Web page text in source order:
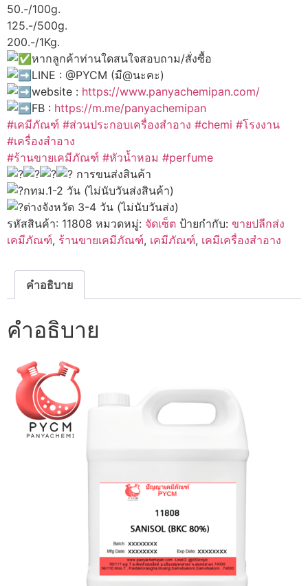
50.-/100g.
125.-/500g.
200.-/1Kg.
หากลูกค้าท่านใดสนใจสอบถาม/สั่งซื้อ
LINE : @PYCM (มี@นะคะ)
website : https://www.panyachemipan.com/
FB : https://m.me/panyachemipan
#เคมีภัณฑ์ #ส่วนประกอบเครื่องสำอาง #chemi #โรงงาน
#เครื่องสำอาง
#ร้านขายเคมีภัณฑ์ #หัวน้ำหอม #perfume
การขนส่งสินค้า
กทม.1-2 วัน (ไม่นับวันส่งสินค้า)
ต่างจังหวัด 3-4 วัน (ไม่นับวันส่ง)
รหัสสินค้า: 11808 หมวดหมู่: จัดเซ็ต ป้ายกำกับ: ขายปลีกส่ง
เคมีภัณฑ์, ร้านขายเคมีภัณฑ์, เคมีภัณฑ์, เคมีเครื่องสำอาง
คำอธิบาย
คำอธิบาย